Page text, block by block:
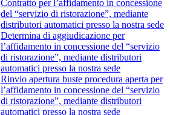
Contratto per l’affidamento in concessione
del “servizio di ristorazione”, mediante
distributori automatici presso la nostra sede
Determina di aggiudicazione per
l’affidamento in concessione del “servizio
di ristorazione”, mediante distributori
automatici presso la nostra sede
Rinvio apertura buste procedura aperta per
l’affidamento in concessione del “servizio
di ristorazione”, mediante distributori
automatici presso la nostra sede